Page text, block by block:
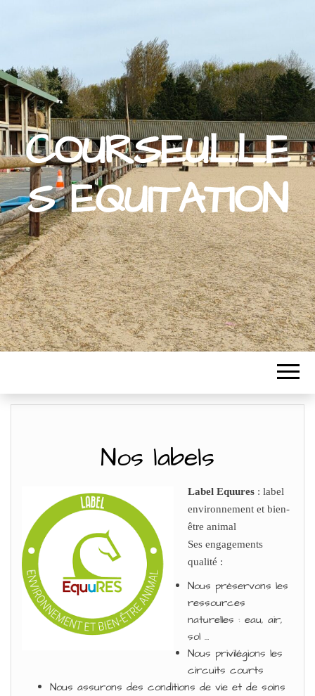
COURSEULLE
S EQUITATION
Nos labels
Label Equures : label
environnement et bien-
être animal
Ses engagements
qualité :
Nous préservons les
ressources
naturelles : eau, air,
sol …
Nous privilégions les
circuits courts
Nous assurons des conditions de vie et de soins